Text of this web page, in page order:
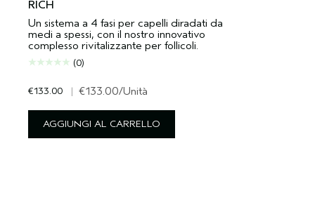
RICH
Un sistema a 4 fasi per capelli diradati da
medi a spessi, con il nostro innovativo
complesso rivitalizzante per follicoli.
(0)
€133.00 | €133.00/Unità
AGGIUNGI AL CARRELLO